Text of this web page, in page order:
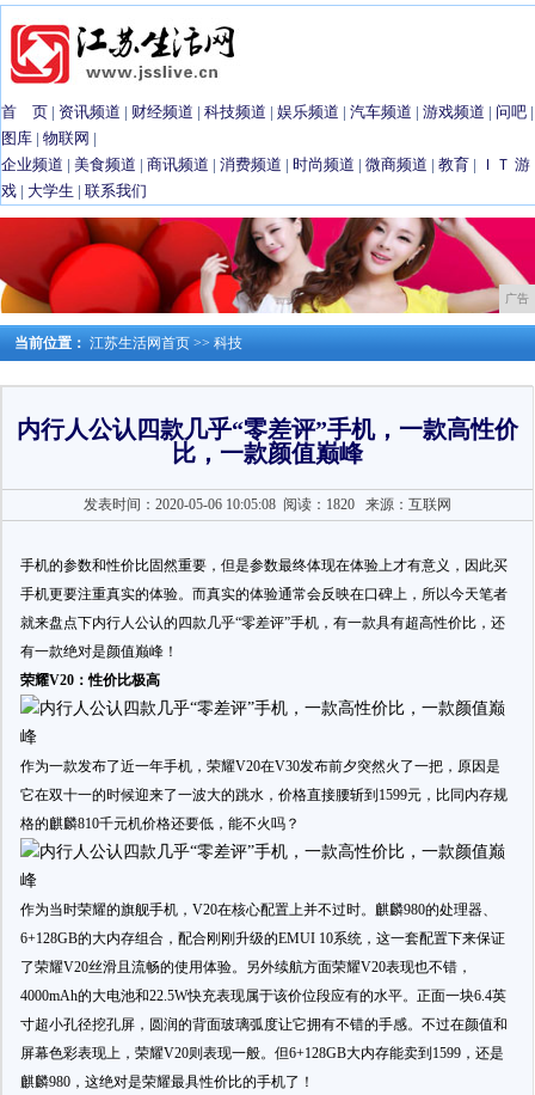
首 页 | 资讯频道 | 财经频道 | 科技频道 | 娱乐频道 | 汽车频道 | 游戏频道 | 问吧 |
图库 | 物联网 |
企业频道 | 美食频道 | 商讯频道 | 消费频道 | 时尚频道 | 微商频道 | 教育 | ＩＴ 游
戏 | 大学生 | 联系我们
广告
当前位置： 江苏生活网首页 >> 科技
内行人公认四款几乎“零差评”手机，一款高性价
比，一款颜值巅峰
发表时间：2020-05-06 10:05:08 阅读：1820来源：互联网
手机的参数和性价比固然重要，但是参数最终体现在体验上才有意义，因此买
手机更要注重真实的体验。而真实的体验通常会反映在口碑上，所以今天笔者
就来盘点下内行人公认的四款几乎“零差评”手机，有一款具有超高性价比，还
有一款绝对是颜值巅峰！
荣耀V20：性价比极高
作为一款发布了近一年手机，荣耀V20在V30发布前夕突然火了一把，原因是
它在双十一的时候迎来了一波大的跳水，价格直接腰斩到1599元，比同内存规
格的麒麟810千元机价格还要低，能不火吗？
作为当时荣耀的旗舰手机，V20在核心配置上并不过时。麒麟980的处理器、
6+128GB的大内存组合，配合刚刚升级的EMUI 10系统，这一套配置下来保证
了荣耀V20丝滑且流畅的使用体验。另外续航方面荣耀V20表现也不错，
4000mAh的大电池和22.5W快充表现属于该价位段应有的水平。正面一块6.4英
寸超小孔径挖孔屏，圆润的背面玻璃弧度让它拥有不错的手感。不过在颜值和
屏幕色彩表现上，荣耀V20则表现一般。但6+128GB大内存能卖到1599，还是
麒麟980，这绝对是荣耀最具性价比的手机了！